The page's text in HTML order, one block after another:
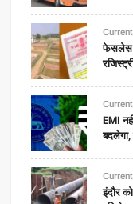
फेसलेस
EMI
इंदौर